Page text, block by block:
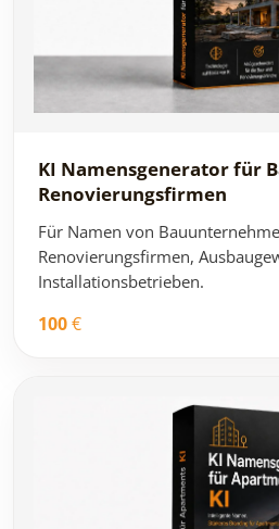
KI Namensgenerator für
Renovierungsfirmen
Für Namen von
Renovierungsfirmen,
Installationsbetrieben.
100€